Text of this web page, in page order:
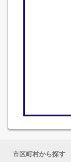
市区町村から探す